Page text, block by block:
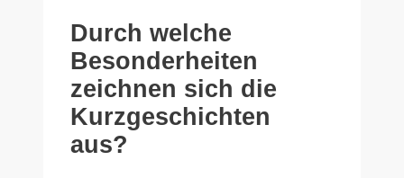
Durch welche
Besonderheiten
zeichnen sich die
Kurzgeschichten
aus?